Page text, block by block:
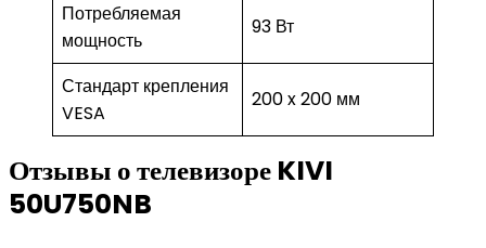
Потребляемая
мощность
93 Вт
Стандарт крепления
VESA
200 x 200 мм
Отзывы о телевизоре KIVI
50U750NB